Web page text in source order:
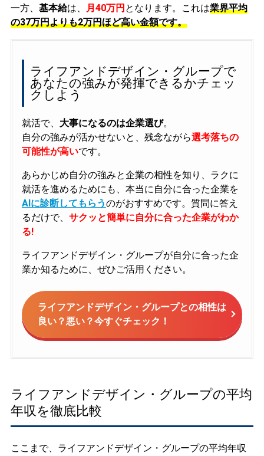
一方、 基本給は、 月40万円 となります。これは業界平均
の37万円よりも2万円ほど高い金額です。
ライフアンドデザイン・グループで
あなたの強みが発揮できるかチェッ
クしよう
就活で、 大事になるのは企業選び。
自分の強みが活かせないと、残念ながら選考落ちの
可能性が高いです。
あらかじめ自分の強みと企業の相性を知り、ラクに
就活を進めるためにも、本当に自分に合った企業を
AIに診断してもらうのがおすすめです。質問に答え
るだけで、 サクッと簡単に自分に合った企業がわか
る!
ライフアンドデザイン・グループが自分に合った企
業か知るために、ぜひご活用ください。
ライフアンドデザイン・グループとの相性は
良い？悪い？今すぐチェック！
ライフアンドデザイン・グループの平均
年収を徹底比較
ここまで、ライフアンドデザイン・グループの平均年収